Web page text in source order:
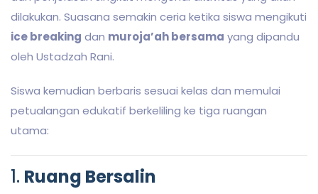
dilakukan. Suasana semakin ceria ketika siswa mengikuti
ice breaking dan muroja’ah bersama yang dipandu
oleh Ustadzah Rani.
Siswa kemudian berbaris sesuai kelas dan memulai
petualangan edukatif berkeliling ke tiga ruangan
utama:
1. Ruang Bersalin